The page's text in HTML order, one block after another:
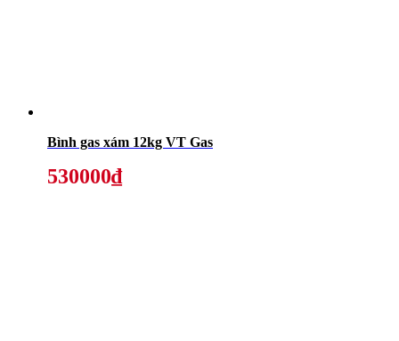
Bình gas xám 12kg VT Gas
530000₫